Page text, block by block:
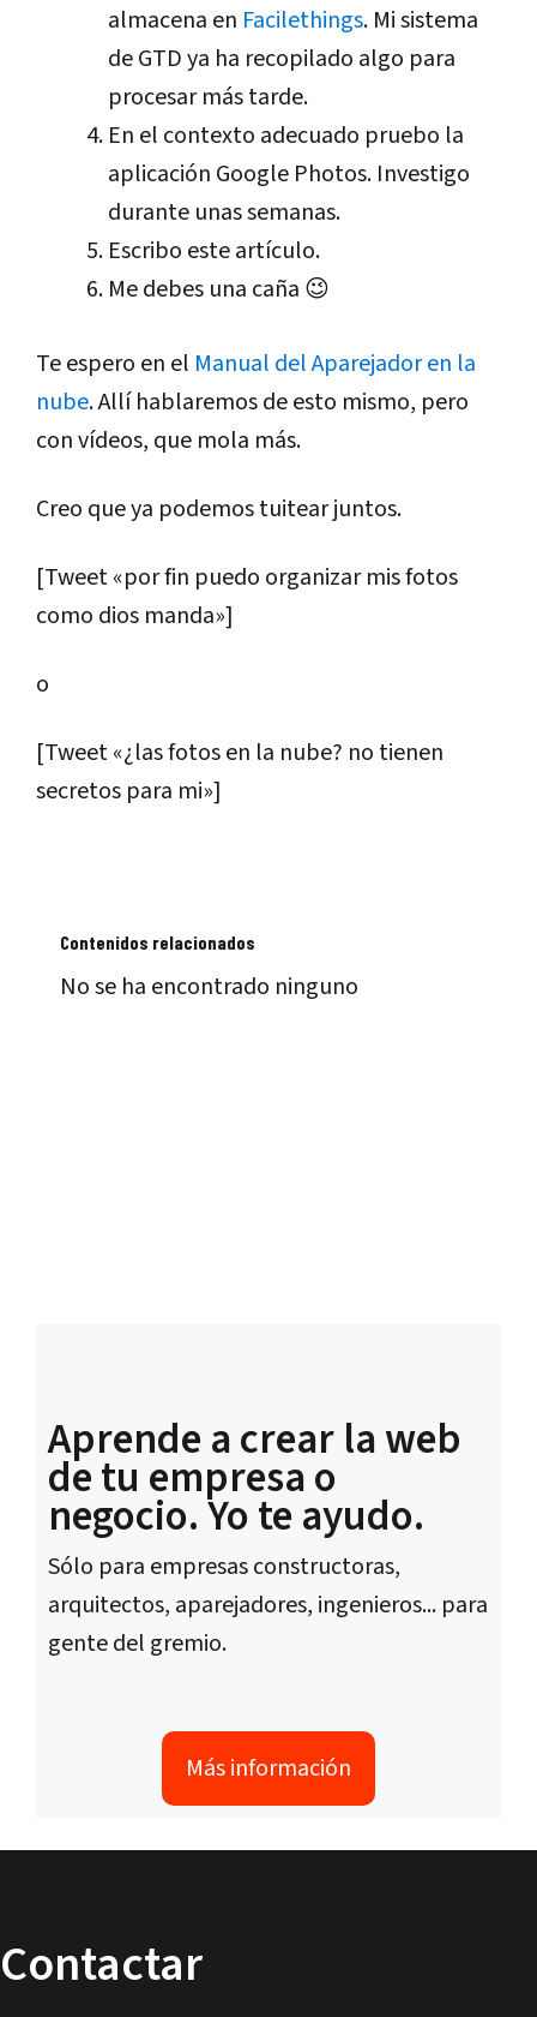
almacena en Facilethings. Mi sistema
de GTD ya ha recopilado algo para
procesar más tarde.
En el contexto adecuado pruebo la
aplicación Google Photos. Investigo
durante unas semanas.
Escribo este artículo.
Me debes una caña 😉
Te espero en el Manual del Aparejador en la
nube. Allí hablaremos de esto mismo, pero
con vídeos, que mola más.
Creo que ya podemos tuitear juntos.
[Tweet «por fin puedo organizar mis fotos
como dios manda»]
o
[Tweet «¿las fotos en la nube? no tienen
secretos para mi»]
Contenidos relacionados
No se ha encontrado ninguno
Aprende a crear la web
de tu empresa o
negocio. Yo te ayudo.
Sólo para empresas constructoras,
arquitectos, aparejadores, ingenieros... para
gente del gremio.
Más información
Contactar